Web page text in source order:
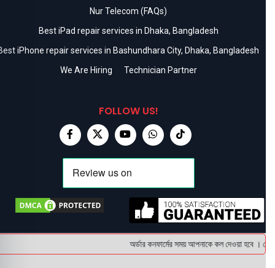
Nur Telecom (FAQs)
Best iPad repair services in Dhaka, Bangladesh
iPhone repair services in Bashundhara City, Dhaka, Bangladesh
We Are Hiring
Technician Partner
FOLLOW US!
অর্ডার কনফার্মের সময় আপনাকে কল দেওয়া হবে ।